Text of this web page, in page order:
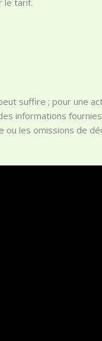
le tarif.
suffire ; pour une
informations
ou les omissions de